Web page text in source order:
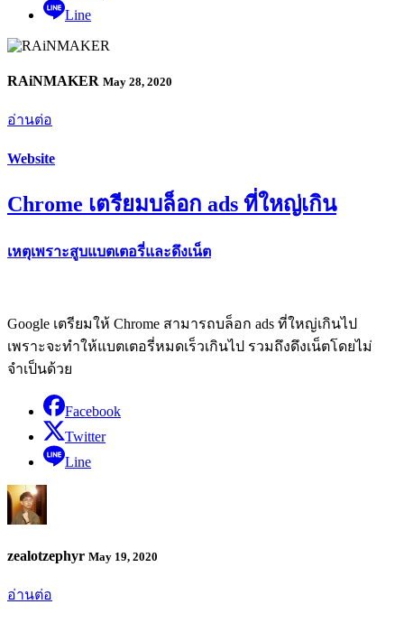
Line
RAiNMAKER May 28, 2020
อ่านต่อ
Website
Chrome เตรียมบล็อก ads ที่ใหญ่เกิน
เหตุเพราะสูบแบตเตอรี่และดึงเน็ต
Google เตรียมให้ Chrome สามารถบล็อก ads ที่ใหญ่เกินไป
เพราะจะทำให้แบตเตอรี่หมดเร็วเกินไป รวมถึงดึงเน็ตโดยไม่
จำเป็นด้วย
Facebook
Twitter
Line
zealotzephyr May 19, 2020
อ่านต่อ